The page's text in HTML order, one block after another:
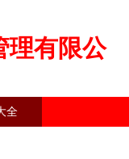
理有限公
全